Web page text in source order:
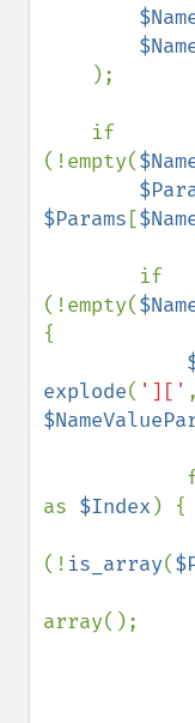
);
(!empty(
$Params [
(!empty(
{
explode( ']['
as $Index ) {
(! is_array(
array();